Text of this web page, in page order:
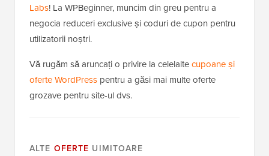
Labs! La WPBeginner, muncim din greu pentru a
negocia reduceri exclusive și coduri de cupon pentru
utilizatorii noștri.
Vă rugăm să aruncați o privire la celelaltecupoane și
oferte WordPress pentru a găsi mai multe oferte
grozave pentru site-ul dvs.
ALTE OFERTE UIMITOARE